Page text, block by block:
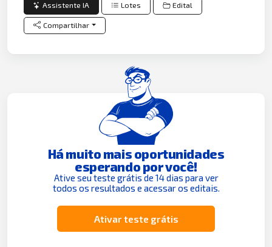
Assistente IA Lotes Edital
Compartilhar
Há muito mais oportunidades
esperando por você!
Ative seu teste grátis de 14 dias para ver
todos os resultados e acessar os editais.
Ativar teste grátis